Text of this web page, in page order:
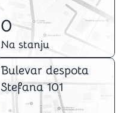
0
Na stanju
Bulevar despota
Stefana 101